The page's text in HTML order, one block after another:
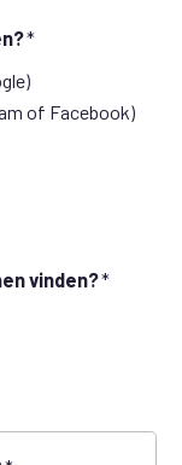
of Facebook)
vinden?